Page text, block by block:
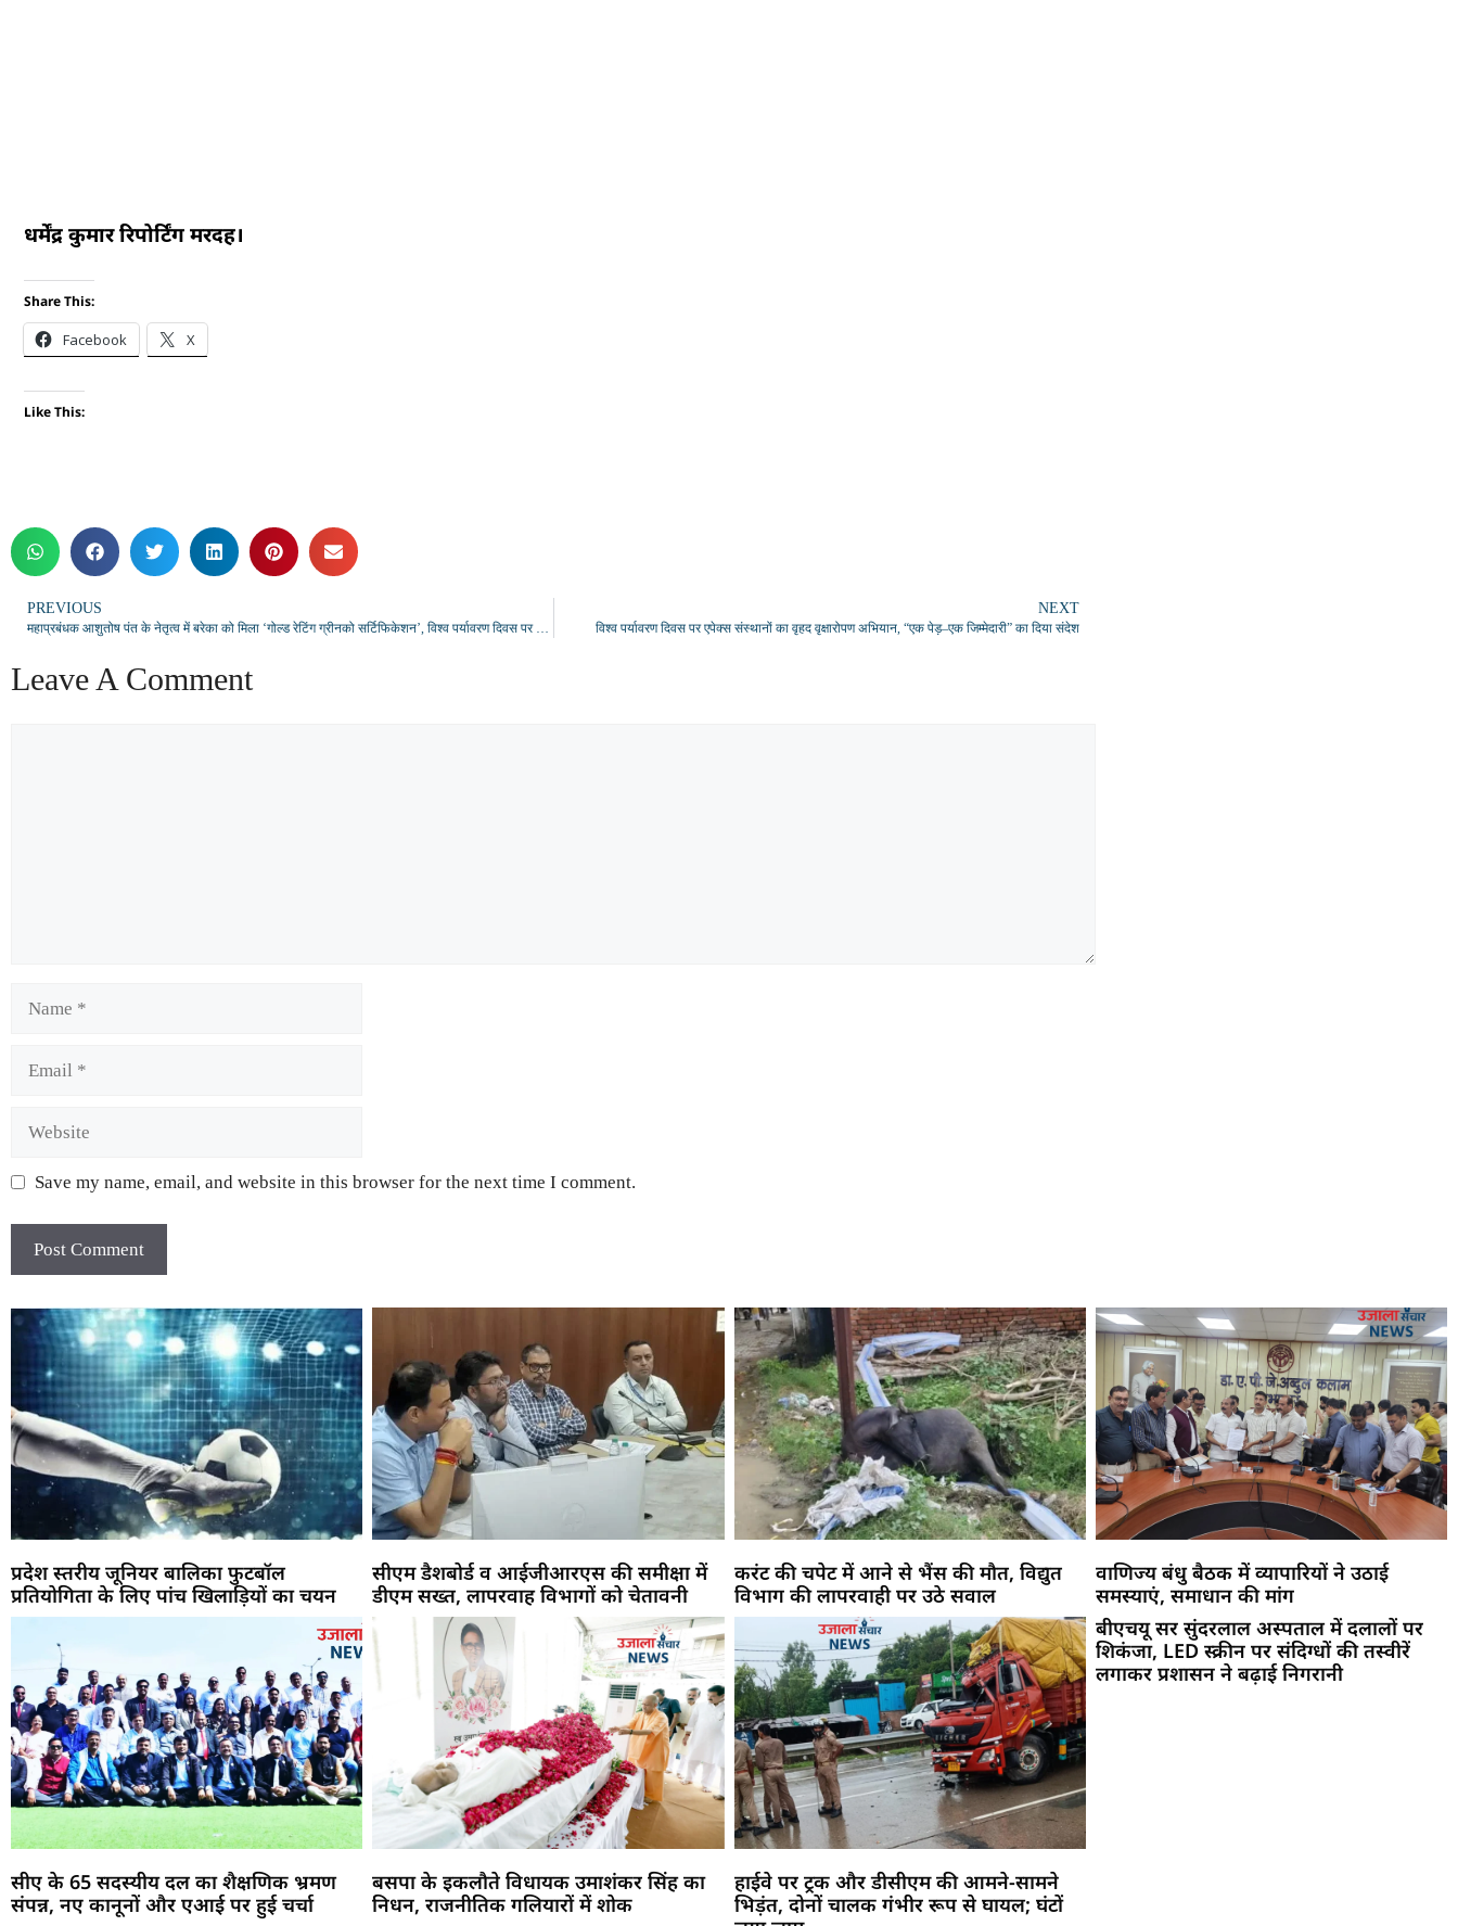
धर्मेंद्र कुमार रिपोर्टिंग मरदह।
Share This:
Facebook X
Like This:
PREVIOUS
महाप्रबंधक आशुतोष पंत के नेतृत्व में बरेका को मिला ‘गोल्ड रेटिंग ग्रीनको सर्टिफिकेशन’, विश्व पर्यावरण दिवस पर हुए भव्य आयोजन
NEXT
विश्व पर्यावरण दिवस पर एपेक्स संस्थानों का वृहद वृक्षारोपण अभियान, “एक पेड़–एक जिम्मेदारी” का दिया संदेश
Leave A Comment
Save my name, email, and website in this browser for the next time I comment.
प्रदेश स्तरीय जूनियर बालिका फुटबॉल
प्रतियोगिता के लिए पांच खिलाड़ियों का चयन
सीएम डैशबोर्ड व आईजीआरएस की समीक्षा में
डीएम सख्त, लापरवाह विभागों को चेतावनी
करंट की चपेट में आने से भैंस की मौत, विद्युत
विभाग की लापरवाही पर उठे सवाल
वाणिज्य बंधु बैठक में व्यापारियों ने उठाई
समस्याएं, समाधान की मांग
सीए के 65 सदस्यीय दल का शैक्षणिक भ्रमण
संपन्न, नए कानूनों और एआई पर हुई चर्चा
बसपा के इकलौते विधायक उमाशंकर सिंह का
निधन, राजनीतिक गलियारों में शोक
हाईवे पर ट्रक और डीसीएम की आमने-सामने
भिड़ंत, दोनों चालक गंभीर रूप से घायल; घंटों
बीएचयू सर सुंदरलाल अस्पताल में दलालों पर
शिकंजा, LED स्क्रीन पर संदिग्धों की तस्वीरें
लगाकर प्रशासन ने बढ़ाई निगरानी